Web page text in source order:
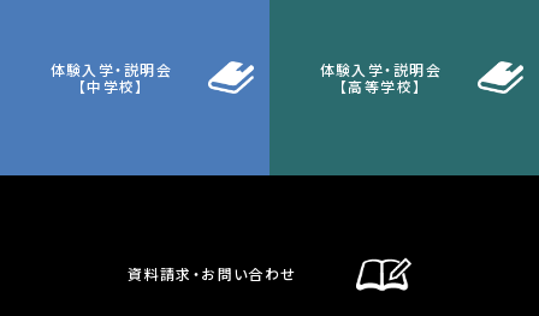
体験入学・説明会
【中学校】
体験入学・説明会
【高等学校】
資料請求・お問い合わせ